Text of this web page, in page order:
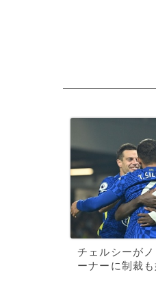
チェルシーが
ーナーに制裁